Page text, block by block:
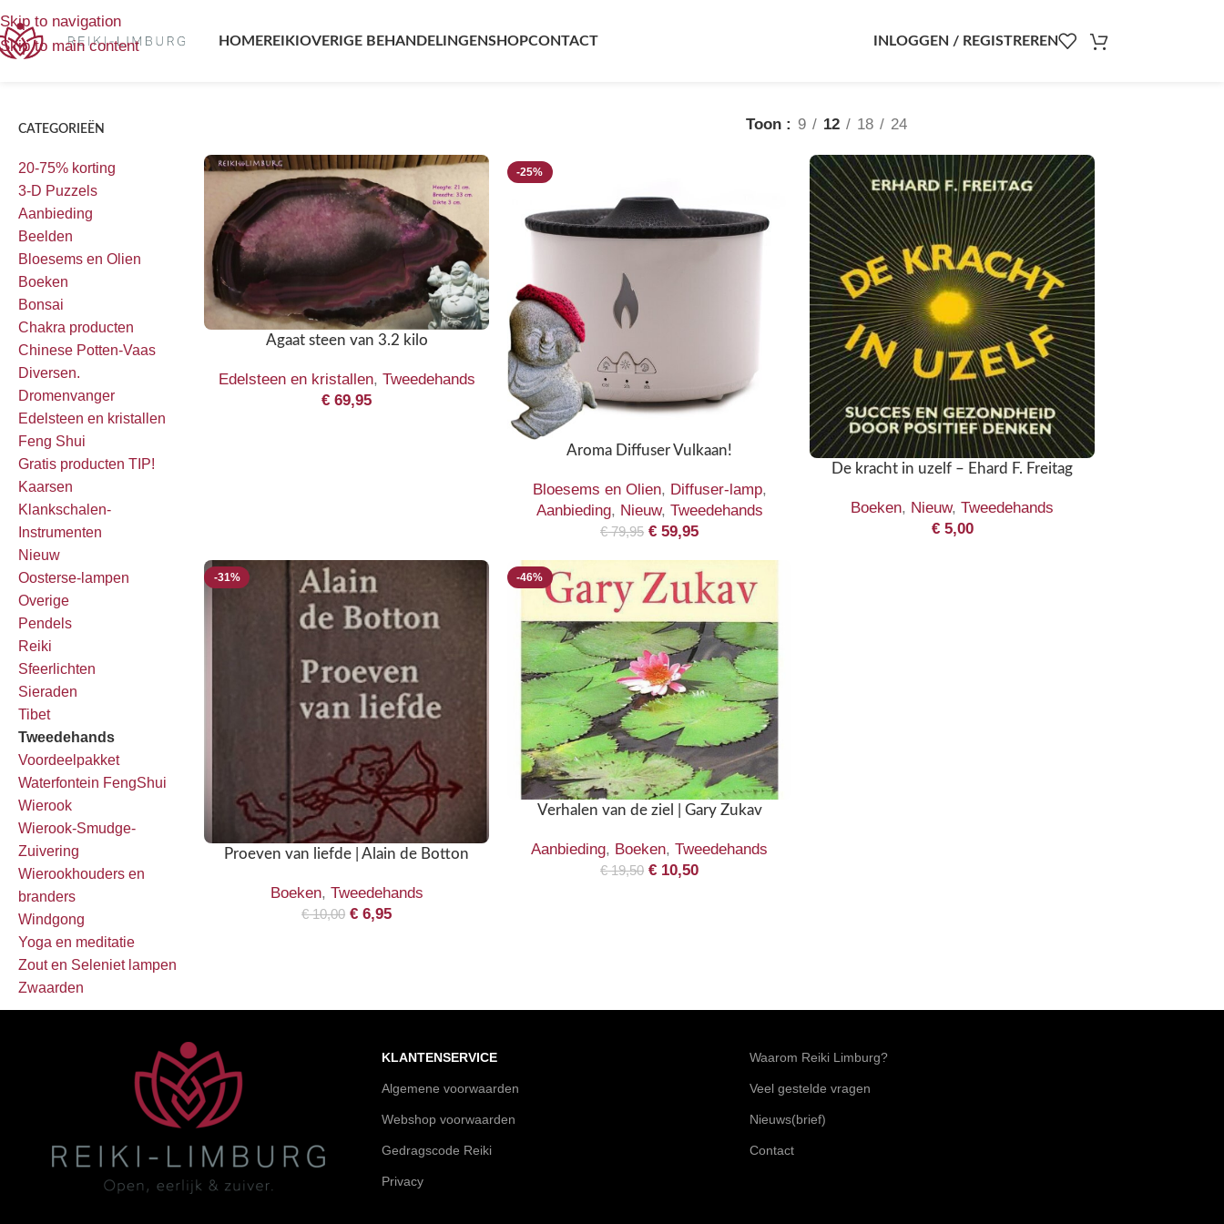
Skip to navigation
Skip to main content
HOMEREIKI OVERIGE BEHANDELINGENSHOPCONTACT INLOGGEN / REGISTREREN
CATEGORIEËN
20-75% korting
3-D Puzzels
Aanbieding
Beelden
Bloesems en Olien
Boeken
Bonsai
Chakra producten
Chinese Potten-Vaas
Diversen.
Dromenvanger
Edelsteen en kristallen
Feng Shui
Gratis producten TIP!
Kaarsen
Klankschalen-
Instrumenten
Nieuw
Oosterse-lampen
Overige
Pendels
Reiki
Sfeerlichten
Sieraden
Tibet
Tweedehands
Voordeelpakket
Waterfontein FengShui
Wierook
Wierook-Smudge-
Zuivering
Wierookhouders en
branders
Windgong
Yoga en meditatie
Zout en Seleniet lampen
Zwaarden
Toon 9 12 18 24
Agaat steen van 3.2 kilo
Edelsteen en kristallen, Tweedehands
€ 69,95
-25%
Aroma Diffuser Vulkaan!
Bloesems en Olien, Diffuser-lamp,
Aanbieding, Nieuw, Tweedehands
€79,95 € 59,95
De kracht in uzelf – Ehard F. Freitag
Boeken, Nieuw, Tweedehands
€5,00
-31%
Proeven van liefde | Alain de Botton
Boeken, Tweedehands
€10,00 € 6,95
-46%
Verhalen van de ziel | Gary Zukav
Aanbieding, Boeken, Tweedehands
€19,50 € 10,50
KLANTENSERVICE
Algemene voorwaarden
Webshop voorwaarden
Gedragscode Reiki
Privacy
Waarom Reiki Limburg?
Veel gestelde vragen
Nieuws(brief)
Contact